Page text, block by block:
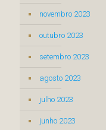
novembro 2023
outubro 2023
setembro 2023
agosto 2023
julho 2023
junho 2023